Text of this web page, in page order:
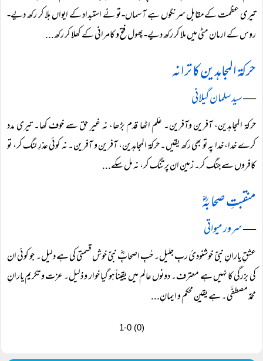
تیری عظمت کےمقابل سرنگوں ہے آسماں- تو نے استبداد کے ایواں ہلا کر رکھ دیے-
روس کے ارمان مٹی میں ملا کر رکھ دیے- پھول فتح و کامرانی کے کھلا کر رکھ...
حرکۃ المجاہدین کا ترانہ
―سید سلمان گیلانی
حرکۃ المجاہدین، آفرین وآفرین۔ عَلم اٹھا قدم بڑھا، نہ غیرِ حق سے خوف کھا۔ تیری مدد
کرے خدا، خدا پہ تو بھی رکھ یقیں۔ حرکۃ المجاہدین، آفرین و آفرین۔ نہ کوئی عذرِ لنگ کر، تو
کافروں سے جنگ کر۔ زمین ان پر تنگ کر، نہ مل سکے...
منقبتِ صحابہؓ
―سرور میواتی
عشقِ یارانِ نبیؑ خوشنودیٔ ربِ جلیل۔ حُبِ اصحابِؓ نبیؑ خوش قسمتی کی ہے دلیل۔ جو کوئی ان
کی بزرگی کا نہیں ہے معترف۔ دونوں عالم میں یقیناً‌ ہو گیا خوار و ذلیل۔ عزت و تکریمِ یارانِ
محمدؑ مصطفٰی۔ ہے یقینِ محکم و ایمانِ...
1-0 (0)